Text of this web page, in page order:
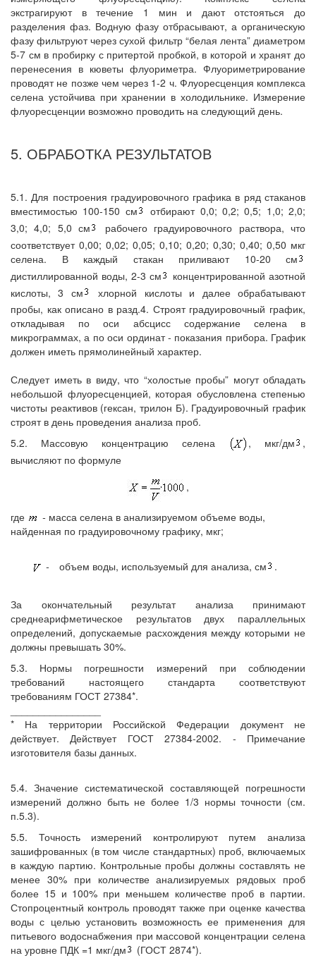
экстрагируют в течение 1 мин и дают отстояться до
разделения фаз. Водную фазу отбрасывают, а органическую
фазу фильтруют через сухой фильтр “белая лента” диаметром
5-7 см в пробирку с притертой пробкой, в которой и хранят до
перенесения в кюветы флуориметра. Флуориметрирование
проводят не позже чем через 1-2 ч. Флуоресценция комплекса
селена устойчива при хранении в холодильнике. Измерение
флуоресценции возможно проводить на следующий день.
5. ОБРАБОТКА РЕЗУЛЬТАТОВ
5.1. Для построения градуировочного графика в ряд стаканов
вместимостью 100-150 см
отбирают 0,0; 0,2; 0,5; 1,0; 2,0;
3,0; 4,0; 5,0 см
рабочего градуировочного раствора, что
соответствует 0,00; 0,02; 0,05; 0,10; 0,20; 0,30; 0,40; 0,50 мкг
селена. В каждый стакан приливают 10-20 см
дистиллированной воды, 2-3 см
концентрированной азотной
кислоты, 3 см
хлорной кислоты и далее обрабатывают
пробы, как описано в разд.4. Строят градуировочный график,
откладывая по оси абсцисс содержание селена в
микрограммах, а по оси ординат - показания прибора. График
должен иметь прямолинейный характер.
Следует иметь в виду, что “холостые пробы” могут обладать
небольшой флуоресценцией, которая обусловлена степенью
чистоты реактивов (гексан, трилон Б). Градуировочный график
строят в день проведения анализа проб.
5.2. Массовую концентрацию селена
, мкг/дм
,
вычисляют по формуле
,
где - масса селена в анализируемом объеме воды,
найденная по градуировочному графику, мкг;
- объем воды, используемый для анализа, см .
За окончательный результат анализа принимают
среднеарифметическое результатов двух параллельных
определений, допускаемые расхождения между которыми не
должны превышать 30%.
5.3. Нормы погрешности измерений при соблюдении
требований настоящего стандарта соответствуют
требованиям ГОСТ 27384*.
* На территории Российской Федерации документ не
действует. Действует ГОСТ 27384-2002. - Примечание
изготовителя базы данных.
5.4. Значение систематической составляющей погрешности
измерений должно быть не более 1/3 нормы точности (см.
п.5.3).
5.5. Точность измерений контролируют путем анализа
зашифрованных (в том числе стандартных) проб, включаемых
в каждую партию. Контрольные пробы должны составлять не
менее 30% при количестве анализируемых рядовых проб
более 15 и 100% при меньшем количестве проб в партии.
Стопроцентный контроль проводят также при оценке качества
воды с целью установить возможность ее применения для
питьевого водоснабжения при массовой концентрации селена
на уровне ПДК =1 мкг/дм
(ГОСТ 2874*).